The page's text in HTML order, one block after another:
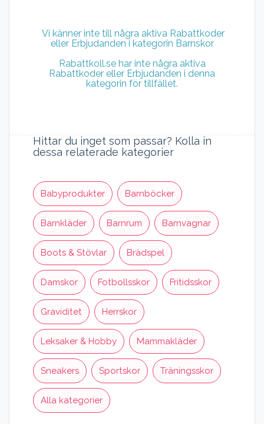
Vi känner inte till några aktiva Rabattkoder
eller Erbjudanden i kategorin Barnskor
Rabattkoll.se har inte några aktiva
Rabattkoder eller Erbjudanden i denna
kategorin för tillfället.
Hittar du inget som passar? Kolla in
dessa relaterade kategorier
Babyprodukter Barnböcker
Barnkläder Barnrum Barnvagnar
Boots & Stövlar Brädspel
Damskor Fotbollsskor Fritidsskor
Graviditet Herrskor
Leksaker & Hobby Mammakläder
Sneakers Sportskor Träningsskor
Alla kategorier